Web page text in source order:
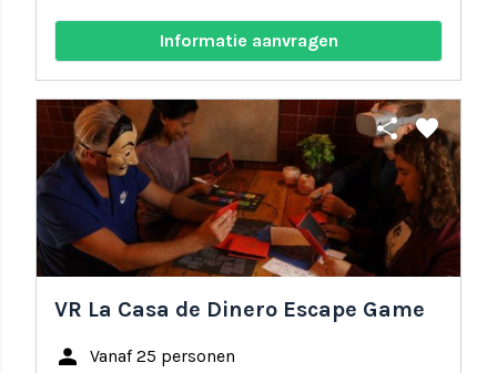
Informatie aanvragen
share favorite
VR La Casa de Dinero Escape Game
person Vanaf 25 personen